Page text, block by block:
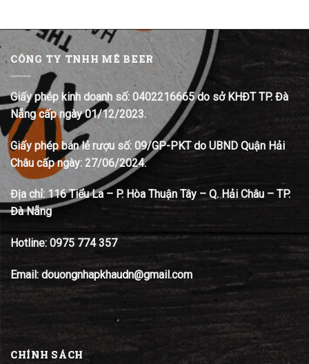
CÔNG TY TNHH MÊ BEER
Giấy phép kinh doanh số: 0402216665 do sở KHĐT TP. Đà
Nẵng cấp ngày 01/12/2023.
Giấy phép bán lẻ rượu số: 09/GP-PKT do UBND Quận Hải
Châu cấp ngày: 27/06/2024.
Địa chỉ: 116 Tiểu La – P. Hòa Thuận Tây – Q. Hải Châu – TP.
Đà Nẵng
Hotline: 0975 774 357
Email: douongnhapkhaudn@gmail.com
CHÍNH SÁCH